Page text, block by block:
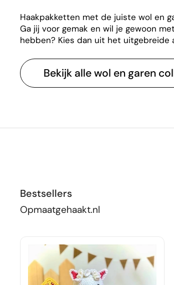
Haakpakketten met de juiste wol en
Ga jij voor gemak en wil je gewoon
hebben? Kies dan uit het uitgebreide
Bekijk alle wol en garen
Bestsellers
Opmaatgehaakt.nl